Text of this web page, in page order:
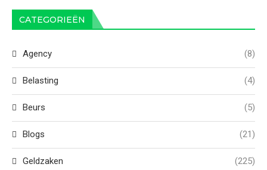
CATEGORIEËN
Agency (8)
Belasting (4)
Beurs (5)
Blogs (21)
Geldzaken (225)